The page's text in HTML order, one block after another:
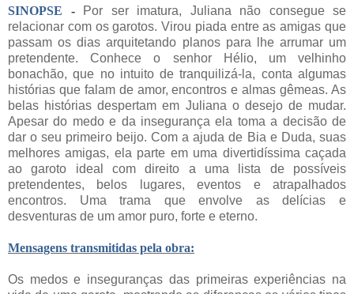
SINOPSE -Por ser imatura, Juliana não consegue se
relacionar com os garotos. Virou piada entre as amigas que
passam os dias arquitetando planos para lhe arrumar um
pretendente. Conhece o senhor Hélio, um velhinho
bonachão, que no intuito de tranquilizá-la, conta algumas
histórias que falam de amor, encontros e almas gêmeas. As
belas histórias despertam em Juliana o desejo de mudar.
Apesar do medo e da insegurança ela toma a decisão de
dar o seu primeiro beijo. Com a ajuda de Bia e Duda, suas
melhores amigas, ela parte em uma divertidíssima caçada
ao garoto ideal com direito a uma lista de possíveis
pretendentes, belos lugares, eventos e atrapalhados
encontros. Uma trama que envolve as delícias e
desventuras de um amor puro, forte e eterno.
Mensagens transmitidas pela obra:
Os medos e inseguranças das primeiras experiências na